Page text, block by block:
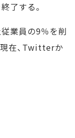
了する。
従業員の9％を削
在、Twitterか